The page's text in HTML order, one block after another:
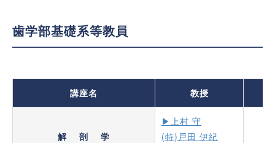
歯学部基礎系等教員
講座名 教授
解 剖 学
▶上村 守
(特)戸田 伊紀